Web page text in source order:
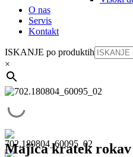
O nas
Servis
Kontakt
ISKANJE po produktih
×
Majica kratek